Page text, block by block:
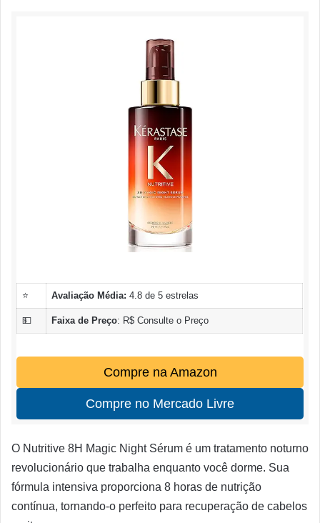
⭐ Avaliação Média: 4.8 de 5 estrelas
💵 Faixa de Preço: R$ Consulte o Preço
Compre na Amazon
Compre no Mercado Livre
O Nutritive 8H Magic Night Sérum é um tratamento noturno
revolucionário que trabalha enquanto você dorme. Sua
fórmula intensiva proporciona 8 horas de nutrição
contínua, tornando-o perfeito para recuperação de cabelos